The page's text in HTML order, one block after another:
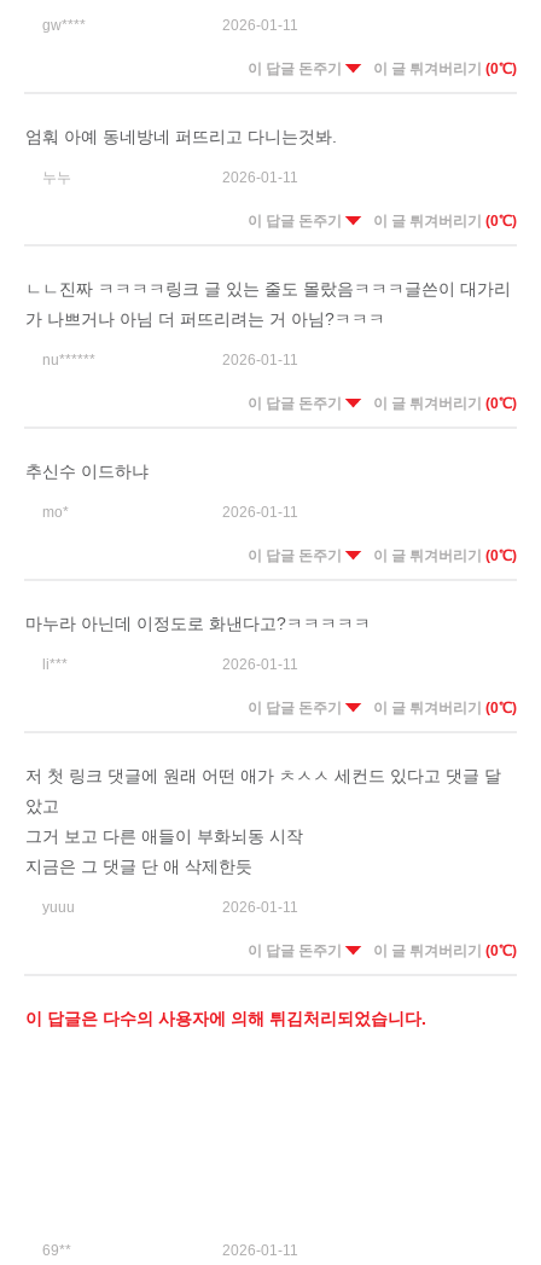
gw**** 2026-01-11
이 답글 돈주기 이 글 튀겨버리기 (0℃)
엄훠 아예 동네방네 퍼뜨리고 다니는것봐.
누누 2026-01-11
이 답글 돈주기 이 글 튀겨버리기 (0℃)
ㄴㄴ진짜 ㅋㅋㅋㅋ링크 글 있는 줄도 몰랐음ㅋㅋㅋ글쓴이 대가리
가 나쁘거나 아님 더 퍼뜨리려는 거 아님?ㅋㅋㅋ
nu****** 2026-01-11
이 답글 돈주기 이 글 튀겨버리기 (0℃)
추신수 이드하냐
mo* 2026-01-11
이 답글 돈주기 이 글 튀겨버리기 (0℃)
마누라 아닌데 이정도로 화낸다고?ㅋㅋㅋㅋㅋ
li*** 2026-01-11
이 답글 돈주기 이 글 튀겨버리기 (0℃)
저 첫 링크 댓글에 원래 어떤 애가 ㅊㅅㅅ 세컨드 있다고 댓글 달
았고
그거 보고 다른 애들이 부화뇌동 시작
지금은 그 댓글 단 애 삭제한듯
yuuu 2026-01-11
이 답글 돈주기 이 글 튀겨버리기 (0℃)
이 답글은 다수의 사용자에 의해 튀김처리되었습니다.
69** 2026-01-11